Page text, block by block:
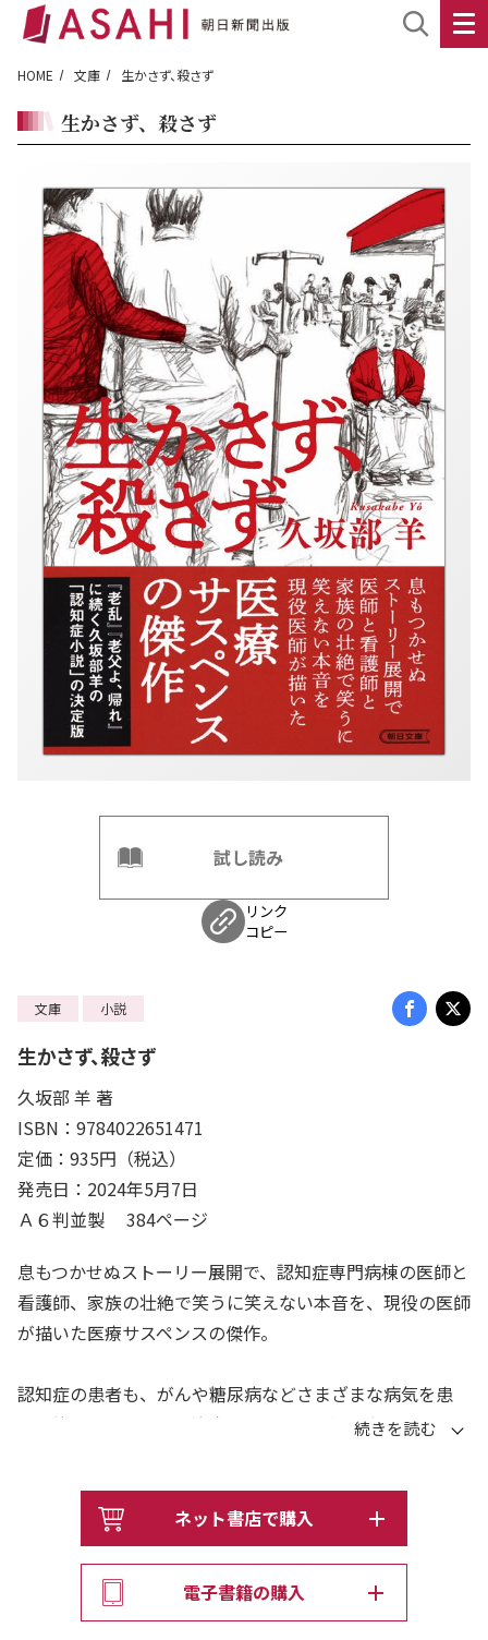
HOME 文庫 生かさず、殺さず
生かさず、殺さず
試し読み
リンク
コピー
文庫 小説
生かさず、殺さず
久坂部 羊 著
ISBN：9784022651471
定価：935円（税込）
発売日：2024年5月7日
Ａ６判並製 384ページ
息もつかせぬストーリー展開で、認知症専門病棟の医師と
看護師、家族の壮絶で笑うに笑えない本音を、現役の医師
が描いた医療サスペンスの傑作。
認知症の患者も、がんや糖尿病などさまざまな病気を患
う。彼らをどのように治療すべきか。一般の患者なら、検
はいかない。認知症患者専門病棟「にんにん病棟」では、
主人公の医長の三杉や看護師たちが、日々認知症相手なら
ではの奮闘を続けている。とりわけ看護師たちの苦労は並
大抵ではない。
ネット書店で購入
電子書籍の購入